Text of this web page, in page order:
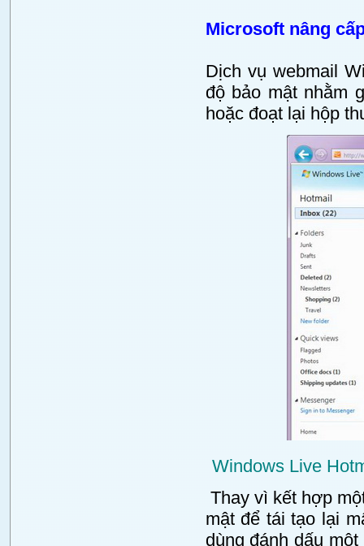
Microsoft nâng
Dịch vụ webmail
độ bảo mật nhằm
hoặc đoạt lại hộp
Windows Live
Thay vì kết hợp
mật để tái tạo lại
dùng đánh dấu